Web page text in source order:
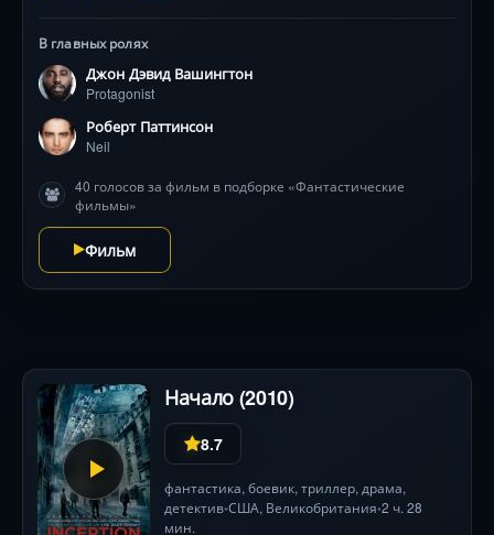
и операция, где каждое действие имеет последствия
— в обе стороны.
В главных ролях
Джон Дэвид Вашингтон
Protagonist
Роберт Паттинсон
Neil
40 голосов за фильм в подборке «Фантастические
фильмы»
Фильм
Начало (2010)
8.7
фантастика, боевик, триллер, драма,
детектив•США, Великобритания•2 ч. 28
мин.